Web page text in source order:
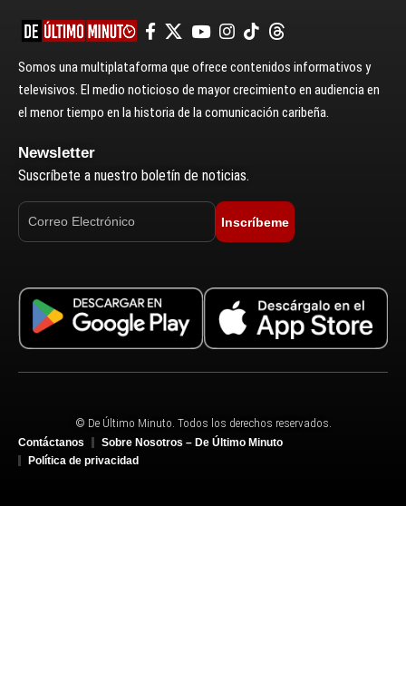
Somos una multiplataforma que ofrece contenidos informativos y
televisivos. El medio noticioso de mayor crecimiento en audiencia en
el menor tiempo en la historia de la comunicación caribeña.
Newsletter
Suscríbete a nuestro boletín de noticias.
Inscríbeme
© De Último Minuto. Todos los derechos reservados.
Contáctanos
Sobre Nosotros – De Último Minuto
Política de privacidad